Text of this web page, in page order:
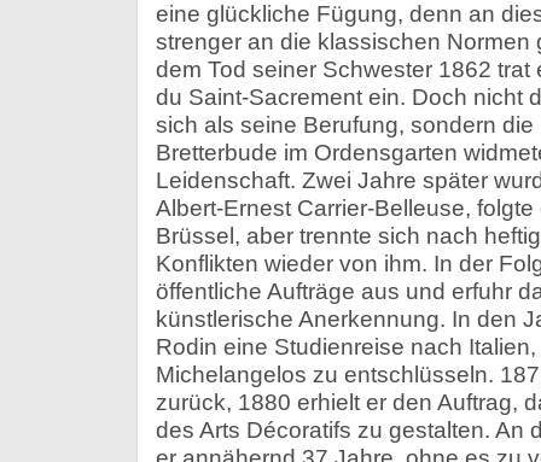
eine glückliche Fügung, denn an
strenger an die klassischen
dem Tod seiner Schwester 1862 trat
du Saint-Sacrement ein. Doch nicht
sich als seine Berufung, sondern die
Bretterbude im Ordensgarten
Leidenschaft. Zwei Jahre später
Albert-Ernest Carrier-Belleuse,
Brüssel, aber trennte sich nach
Konflikten wieder von ihm. In der
öffentliche Aufträge aus und erfuhr
künstlerische Anerkennung. In den
Rodin eine Studienreise nach
Michelangelos zu entschlüsseln.
zurück, 1880 erhielt er den Auftrag,
des Arts Décoratifs zu gestalten. An